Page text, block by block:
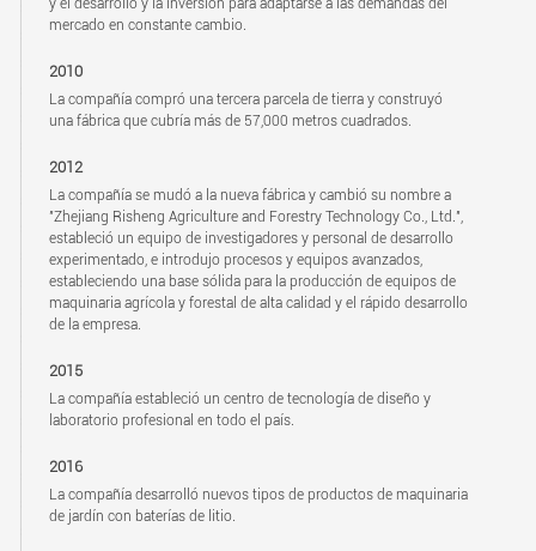
y el desarrollo y la inversión para adaptarse a las demandas del
mercado en constante cambio.
2010
La compañía compró una tercera parcela de tierra y construyó
una fábrica que cubría más de 57,000 metros cuadrados.
2012
La compañía se mudó a la nueva fábrica y cambió su nombre a
"Zhejiang Risheng Agriculture and Forestry Technology Co., Ltd.",
estableció un equipo de investigadores y personal de desarrollo
experimentado, e introdujo procesos y equipos avanzados,
estableciendo una base sólida para la producción de equipos de
maquinaria agrícola y forestal de alta calidad y el rápido desarrollo
de la empresa.
2015
La compañía estableció un centro de tecnología de diseño y
laboratorio profesional en todo el país.
2016
La compañía desarrolló nuevos tipos de productos de maquinaria
de jardín con baterías de litio.